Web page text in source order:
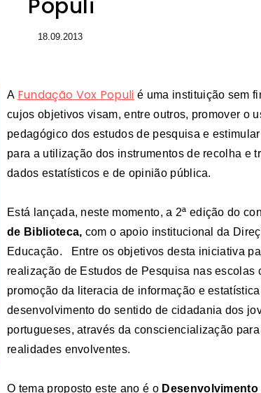
Populi
18.09.2013
A Fundação Vox Populi é uma instituição sem
cujos objetivos visam, entre outros, promover o
pedagógico dos estudos de pesquisa e
para a utilização dos instrumentos de recolha e
dados estatísticos e de opinião pública.
Está lançada, neste momento, a 2ª edição do
de Biblioteca, com o apoio institucional da
Educação.
Entre os objetivos desta iniciativa
realização de Estudos de Pesquisa nas escolas
promoção da literacia de informação e
desenvolvimento do sentido de cidadania dos
portugueses, através da consciencialização
realidades envolventes.
O tema proposto este ano é o Desenvolvimento